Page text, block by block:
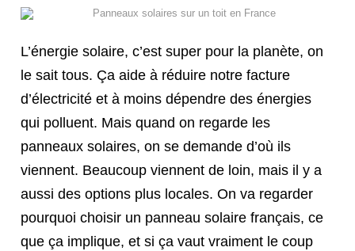
L’énergie solaire, c’est super pour la planète, on
le sait tous. Ça aide à réduire notre facture
d’électricité et à moins dépendre des énergies
qui polluent. Mais quand on regarde les
panneaux solaires, on se demande d’où ils
viennent. Beaucoup viennent de loin, mais il y a
aussi des options plus locales. On va regarder
pourquoi choisir un panneau solaire français, ce
que ça implique, et si ça vaut vraiment le coup